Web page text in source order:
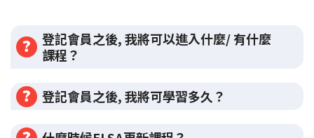
登記會員之後, 我將可以進入什麼/ 有什麼
課程？
登記會員之後, 我將可學習多久？